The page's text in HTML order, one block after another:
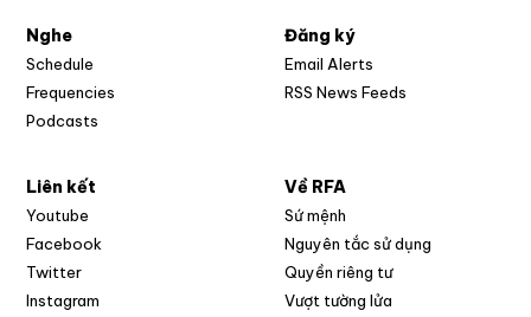
Nghe
Schedule
Frequencies
Podcasts
Đăng ký
Email Alerts
RSS News Feeds
Liên kết
Youtube
Facebook
Twitter
Instagram
Về RFA
Sứ mệnh
Nguyên tắc sử dụng
Quyền riêng tư
Vượt tường lửa